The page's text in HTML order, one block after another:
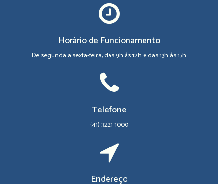
Horário de Funcionamento
De segunda a sexta-feira, das 9h às 12h e das 13h às 17h
Telefone
(41) 3221-1000
Endereço